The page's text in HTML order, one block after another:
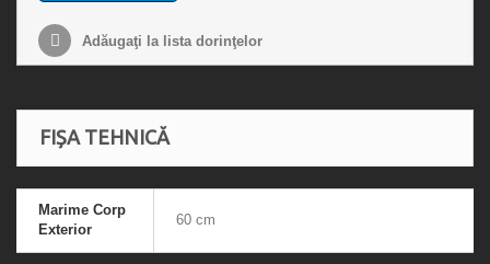
Adăugaţi la lista dorinţelor
FIȘA TEHNICĂ
Marime Corp
Exterior
60 cm